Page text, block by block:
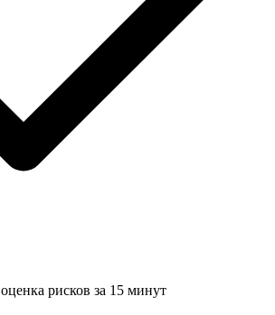
оценка рисков за 15 минут